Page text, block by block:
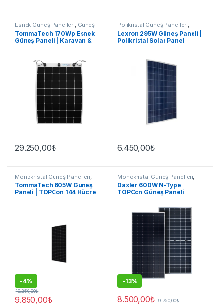
Esnek Güneş Panelleri Güneş
TommaTech 170Wp Esnek
Güneş Paneli | Karavan &
29.250,00₺
Polikristal Güneş Panelleri
Lexron 295W Güneş Paneli |
Polikristal Solar Panel
6.450,00₺
Monokristal Güneş Panelleri
Güneş Panelleri
TommaTech 605W Güneş
Paneli | TOPCon 144 Hücre
-4%
9.850,00₺
10.250,00₺
Monokristal Güneş Panelleri
Güneş Panelleri
Daxler 600W N-Type
TOPCon Güneş Paneli
-13%
8.500,00₺ 9.750,00₺